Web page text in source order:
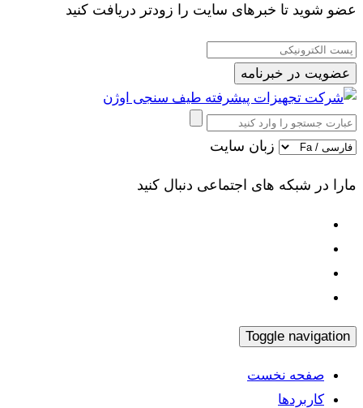
عضو شوید تا خبرهای سایت را زودتر دریافت کنید
عضویت در خبرنامه
زبان سایت
مارا در شبکه های اجتماعی دنبال کنید
Toggle navigation
صفحه نخست
کاربردها